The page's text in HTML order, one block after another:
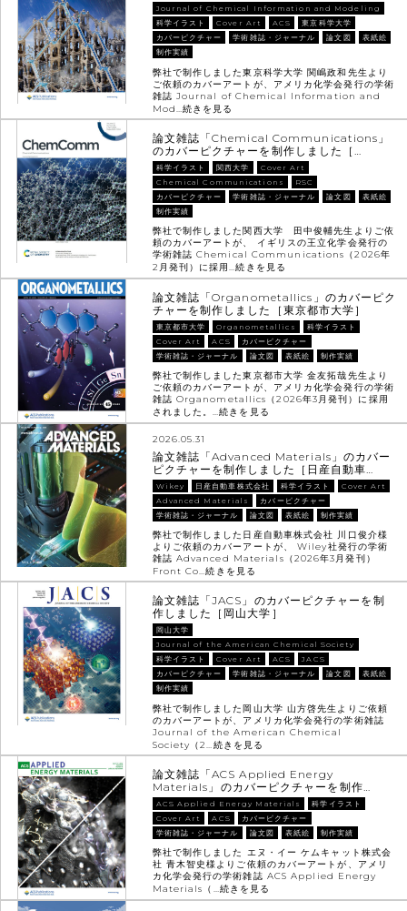
Journal of Chemical Information and Modeling
科学イラスト
Cover Art ACS
東京科学大学
カバーピクチャー
学術雑誌・ジャーナル 論文図
表紙絵
制作実績
弊社で制作しました東京科学大学 関嶋政和先生より
ご依頼のカバーアートが、アメリカ化学会発行の学術
雑誌 Journal of Chemical Information and
Mod…続きを見る
論文雑誌「Chemical Communications」
のカバーピクチャーを制作しました［…
科学イラスト 関西大学
Cover Art
Chemical Communications
RSC
カバーピクチャー
学術雑誌・ジャーナル 論文図
表紙絵
制作実績
弊社で制作しました関西大学 田中俊輔先生よりご依
頼のカバーアートが、 イギリスの王立化学会発行の
学術雑誌 Chemical Communications（2026年
2月発刊）に採用…続きを見る
論文雑誌「Organometallics」のカバーピク
チャーを制作しました［東京都市大学］
東京都市大学 Organometallics
科学イラスト
Cover Art
ACS
カバーピクチャー
学術雑誌・ジャーナル
論文図 表紙絵 制作実績
弊社で制作しました東京都市大学 金友拓哉先生より
ご依頼のカバーアートが、アメリカ化学会発行の学術
雑誌 Organometallics（2026年3月発刊）に採用
されました。…続きを見る
2026.05.31
論文雑誌「Advanced Materials」のカバー
ピクチャーを制作しました［日産自動車…
Wikey 日産自動車株式会社 科学イラスト
Cover Art
Advanced Materials
カバーピクチャー
学術雑誌・ジャーナル
論文図 表紙絵 制作実績
弊社で制作しました日産自動車株式会社 川口俊介様
よりご依頼のカバーアートが、 Wiley社発行の学術
雑誌 Advanced Materials（2026年3月発刊）
Front Co…続きを見る
論文雑誌「JACS」のカバーピクチャーを制
作しました［岡山大学］
岡山大学
Journal of the American Chemical Society
科学イラスト
Cover Art ACS
JACS
カバーピクチャー
学術雑誌・ジャーナル 論文図
表紙絵
制作実績
弊社で制作しました岡山大学 山方啓先生よりご依頼
のカバーアートが、アメリカ化学会発行の学術雑誌
Journal of the American Chemical
Society（2…続きを見る
論文雑誌「ACS Applied Energy
Materials」のカバーピクチャーを制作…
ACS Applied Energy Materials
科学イラスト
Cover Art
ACS
カバーピクチャー
学術雑誌・ジャーナル
論文図 表紙絵 制作実績
弊社で制作しました エヌ・イー ケムキャット株式会
社 青木智史様よりご依頼のカバーアートが、アメリ
カ化学会発行の学術雑誌 ACS Applied Energy
Materials（…続きを見る